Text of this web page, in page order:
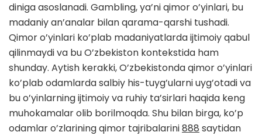
diniga asoslanadi. Gambling, ya’ni qimor o’yinlari, bu
madaniy an’analar bilan qarama-qarshi tushadi.
Qimor o’yinlari ko’plab madaniyatlarda ijtimoiy qabul
qilinmaydi va bu O’zbekiston kontekstida ham
shunday. Aytish kerakki, O’zbekistonda qimor o’yinlari
ko’plab odamlarda salbiy his-tuyg’ularni uyg’otadi va
bu o’yinlarning ijtimoiy va ruhiy ta’sirlari haqida keng
muhokamalar olib borilmoqda. Shu bilan birga, ko’p
odamlar o’zlarining qimor tajribalarini888 saytidan